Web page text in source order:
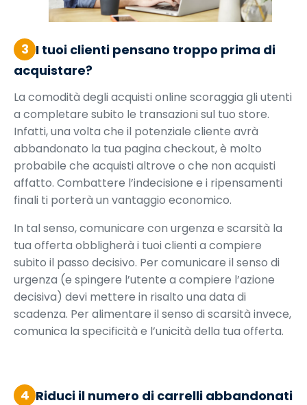
3 I tuoi clienti pensano troppo prima di
acquistare?
La comodità degli acquisti online scoraggia gli utenti
a completare subito le transazioni sul tuo store.
Infatti, una volta che il potenziale cliente avrà
abbandonato la tua pagina checkout, è molto
probabile che acquisti altrove o che non acquisti
affatto. Combattere l’indecisione e i ripensamenti
finali ti porterà un vantaggio economico.
In tal senso, comunicare con urgenza e scarsità la
tua offerta obbligherà i tuoi clienti a compiere
subito il passo decisivo. Per comunicare il senso di
urgenza (e spingere l’utente a compiere l’azione
decisiva) devi mettere in risalto una data di
scadenza. Per alimentare il senso di scarsità invece,
comunica la specificità e l’unicità della tua offerta.
4 Riduci il numero di carrelli abbandonati